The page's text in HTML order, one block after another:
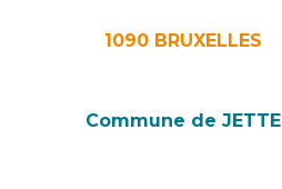
1090 BRUXELLES
Commune de JETTE